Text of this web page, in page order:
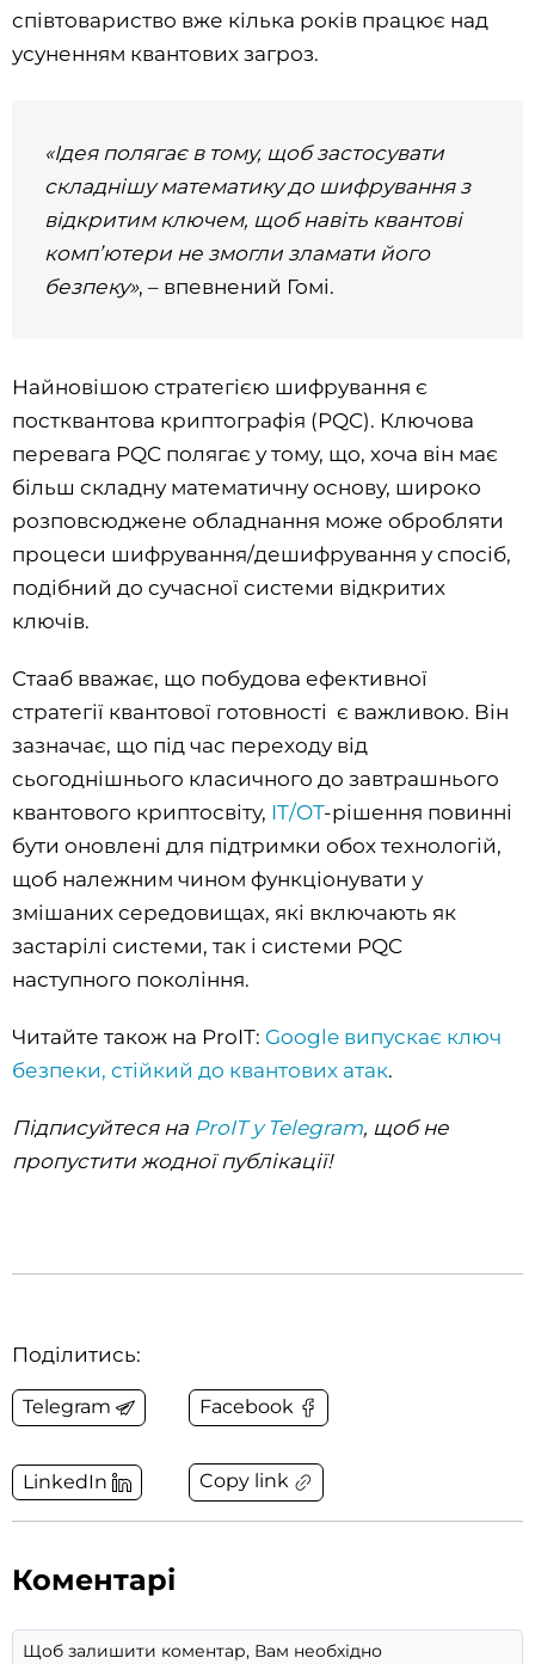
співтовариство вже кілька років працює над
усуненням квантових загроз.
«Ідея полягає в тому, щоб застосувати
складнішу математику до шифрування з
відкритим ключем, щоб навіть квантові
комп’ютери не змогли зламати його
безпеку», – впевнений Гомі.
Найновішою стратегією шифрування є
постквантова криптографія (PQC). Ключова
перевага PQC полягає у тому, що, хоча він має
більш складну математичну основу, широко
розповсюджене обладнання може обробляти
процеси шифрування/дешифрування у спосіб,
подібний до сучасної системи відкритих
ключів.
Стааб вважає, що побудова ефективної
стратегії квантової готовності є важливою. Він
зазначає, що під час переходу від
сьогоднішнього класичного до завтрашнього
квантового криптосвіту, IT/OT-рішення повинні
бути оновлені для підтримки обох технологій,
щоб належним чином функціонувати у
змішаних середовищах, які включають як
застарілі системи, так і системи PQC
наступного покоління.
Читайте також на ProIT: Google випускає ключ
безпеки, стійкий до квантових атак.
Підписуйтеся на ProIT у Telegram, щоб не
пропустити жодної публікації!
Поділитись:
Telegram Facebook
LinkedIn Copy link
Коментарі